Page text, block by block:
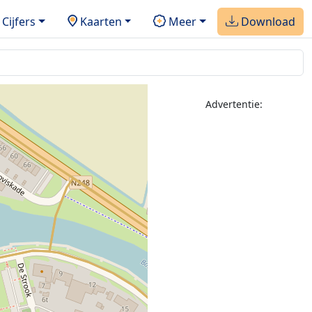
Cijfers Kaarten Meer Download
Advertentie: